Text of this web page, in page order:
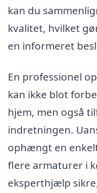
kan du
kvalitet, hvilket
en informeret
En professionel
kan ikke blot
hjem, men også
indretningen.
ophængt en
flere armaturer i
eksperthjælp